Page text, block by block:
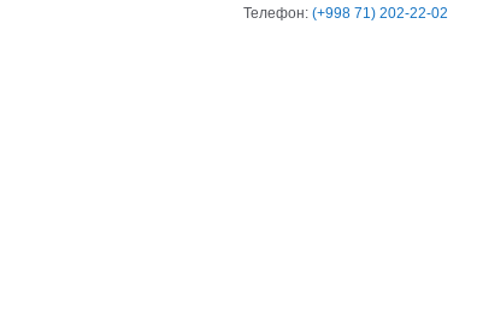
Телефон: (+998 71) 202-22-02